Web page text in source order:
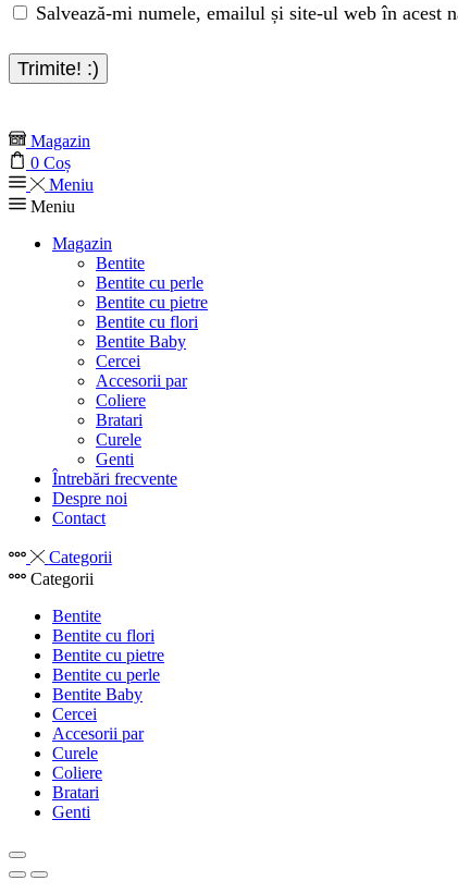
Salvează-mi numele, emailul și site-ul web în acest
Magazin
0 Coș
Meniu
Meniu
Magazin
Bentite
Bentite cu perle
Bentite cu pietre
Bentite cu flori
Bentite Baby
Cercei
Accesorii par
Coliere
Bratari
Curele
Genti
Întrebări frecvente
Despre noi
Contact
Categorii
Categorii
Bentite
Bentite cu flori
Bentite cu pietre
Bentite cu perle
Bentite Baby
Cercei
Accesorii par
Curele
Coliere
Bratari
Genti